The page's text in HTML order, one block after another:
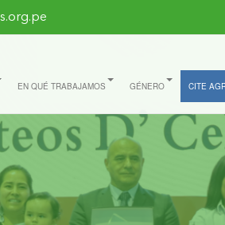
EN QUÉ TRABAJAMOS GÉNERO CITE